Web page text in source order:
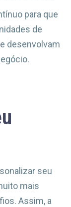
para que
de
desenvolvam
seu
mais
Assim, a